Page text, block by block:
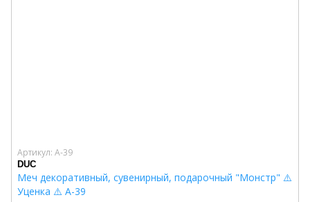
Артикул: A-39
DUC
Меч декоративный, сувенирный, подарочный "Монстр" ⚠️
Уценка ⚠️ A-39